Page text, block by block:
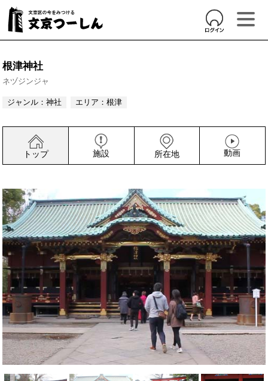
根津神社
ネヅジンジャ
ジャンル：神社 エリア：根津
トップ 施設 所在地 動画